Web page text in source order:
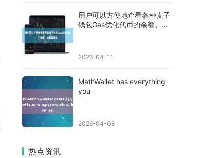
用户可以方便地查看各种麦子
钱包Gas优化代币的余额、转
2026-04-11
MathWallet has everything
you
2026-04-08
热点资讯